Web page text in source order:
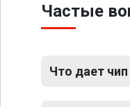
Частые
Что дает